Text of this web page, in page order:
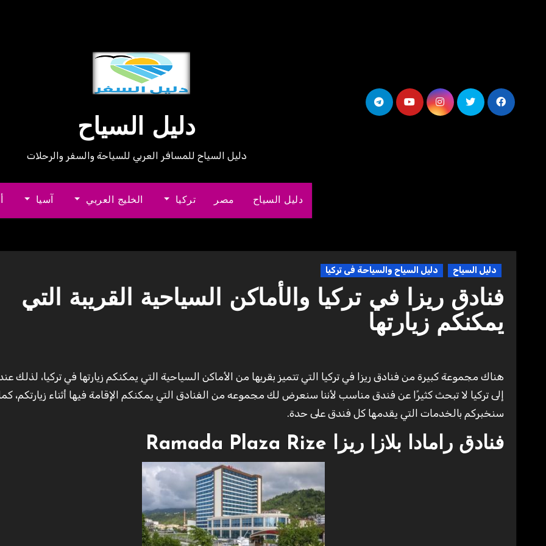
دليل السياح
دليل السياح للمسافر العربي للسياحة والسفر والرحلات
دليل السياح مصر تركيا الخليج العربي آسيا
دليل السياح دليل السياح والسياحة فى تركيا
فنادق ريزا في تركيا والأماكن السياحية القريبة التي
يمكنكم زيارتها
هناك مجموعة كبيرة من فنادق ريزا في تركيا التي تتميز بقربها من الأماكن السياحية التي يمكنكم زيارتها في تركيا، لذلك عند زيارتك
إلى تركيا لا تبحث كثيرًا عن فندق مناسب لأننا سنعرض لك مجموعه من الفنادق التي يمكنكم الإقامة فيها أثناء زيارتكم، كما
سنخبركم بالخدمات التي يقدمها كل فندق على حدة.
فنادق رامادا بلازا ريزا Ramada Plaza Rize